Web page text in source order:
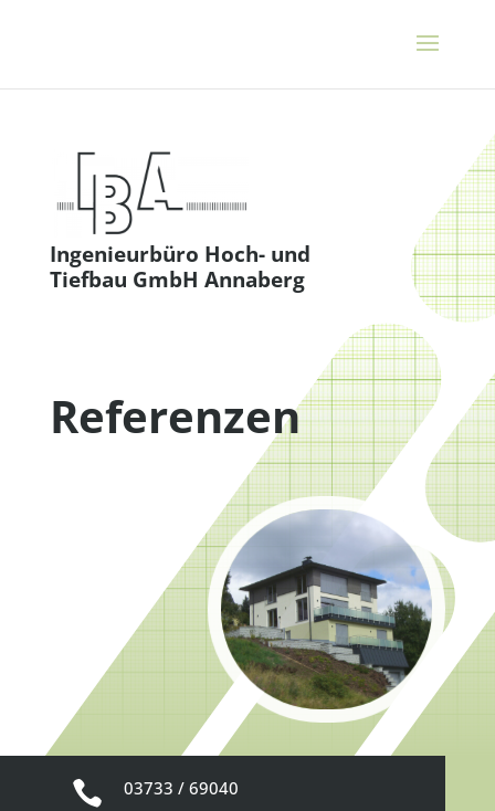
Ingenieurbüro Hoch- und
Tiefbau GmbH Annaberg
Referenzen
 03733 / 69040